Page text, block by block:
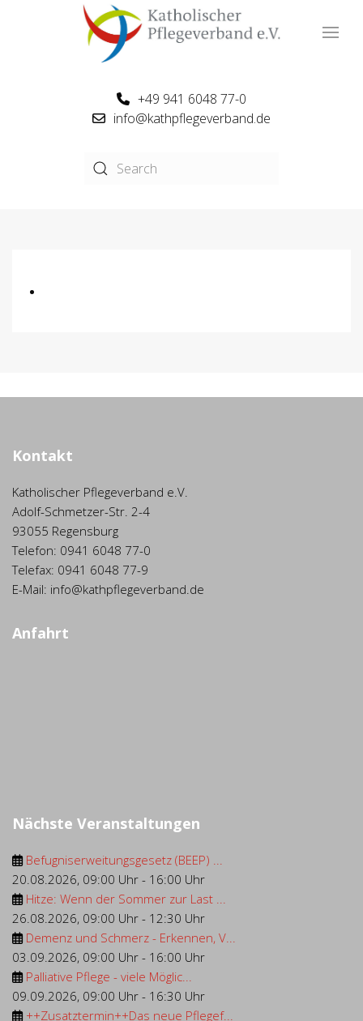
+49 941 6048 77-0
info@kathpflegeverband.de
.
Kontakt
Katholischer Pflegeverband e.V.
Adolf-Schmetzer-Str. 2-4
93055 Regensburg
Telefon: 0941 6048 77-0
Telefax: 0941 6048 77-9
E-Mail: info@kathpflegeverband.de
Anfahrt
Nächste Veranstaltungen
Befugniserweitungsgesetz (BEEP) ...
20.08.2026, 09:00 Uhr - 16:00 Uhr
Hitze: Wenn der Sommer zur Last ...
26.08.2026, 09:00 Uhr - 12:30 Uhr
Demenz und Schmerz - Erkennen, V...
03.09.2026, 09:00 Uhr - 16:00 Uhr
Palliative Pflege - viele Möglic...
09.09.2026, 09:00 Uhr - 16:30 Uhr
++Zusatztermin++Das neue Pflegef...